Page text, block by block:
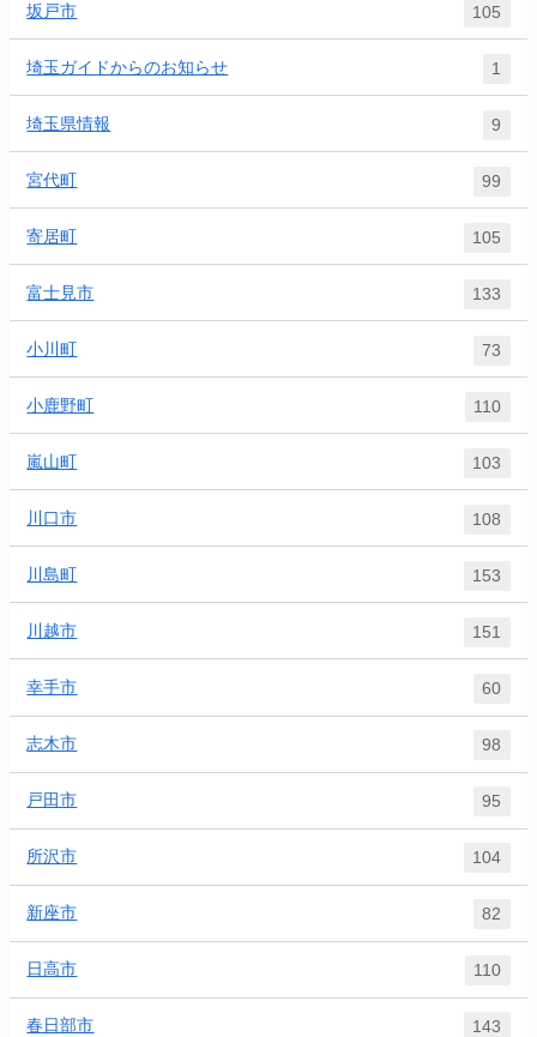
坂戸市 105
埼玉ガイドからのお知らせ 1
埼玉県情報 9
宮代町 99
寄居町 105
富士見市 133
小川町 73
小鹿野町 110
嵐山町 103
川口市 108
川島町 153
川越市 151
幸手市 60
志木市 98
戸田市 95
所沢市 104
新座市 82
日高市 110
春日部市 143